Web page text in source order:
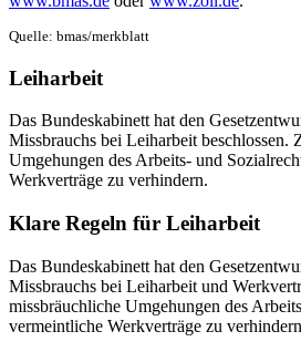
Quelle: bmas/merkblatt
Leiharbeit
Das Bundeskabinett hat den
Missbrauchs bei Leiharbeit beschlossen.
Umgehungen des Arbeits- und
Werkverträge zu verhindern.
Klare Regeln für Leiharbeit
Das Bundeskabinett hat den
Missbrauchs bei Leiharbeit und
missbräuchliche Umgehungen des
vermeintliche Werkverträge zu